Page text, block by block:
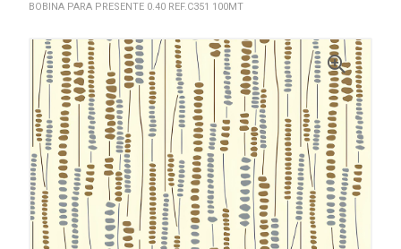
BOBINA PARA PRESENTE 0.40 REF.C351 100MT